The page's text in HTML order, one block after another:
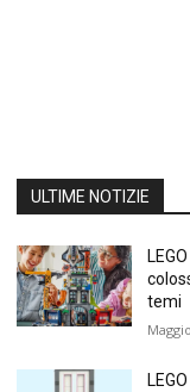
ULTIME NOTIZIE
temi